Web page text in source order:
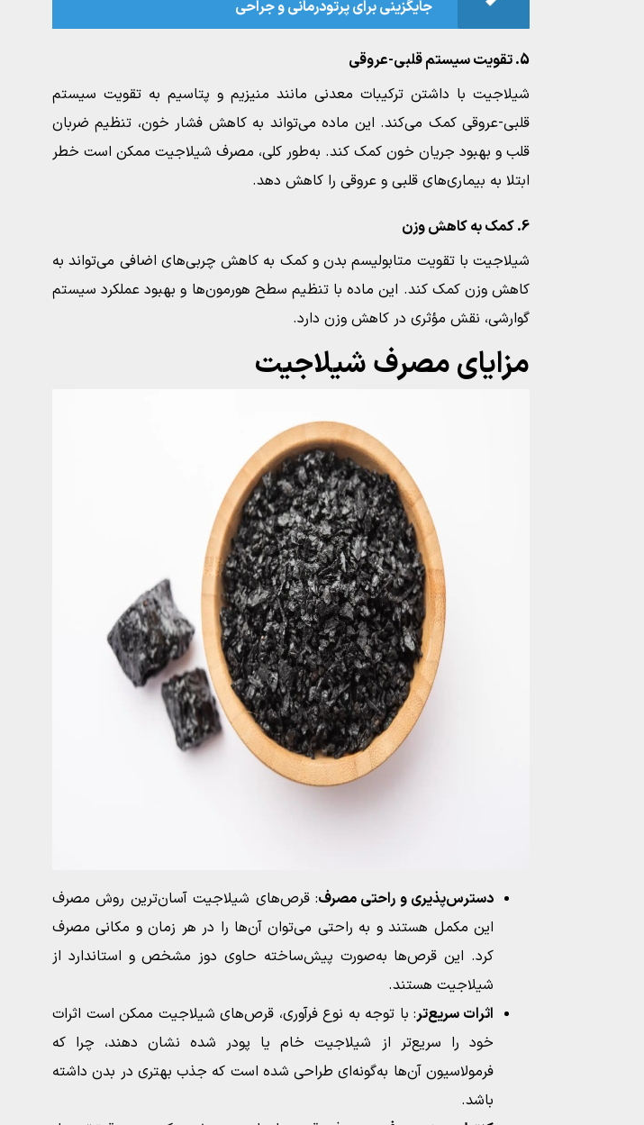
جایگزینی برای پرتودرمانی و جراحی
5. تقویت سیستم قلبی-عروقی
شیلاجیت با داشتن ترکیبات معدنی مانند منیزیم و پتاسیم به تقویت سیستم
قلبی-عروقی کمک می‌کند. این ماده می‌تواند به کاهش فشار خون، تنظیم ضربان
قلب و بهبود جریان خون کمک کند. به‌طور کلی، مصرف شیلاجیت ممکن است خطر
ابتلا به بیماری‌های قلبی و عروقی را کاهش دهد.
6. کمک به کاهش وزن
شیلاجیت با تقویت متابولیسم بدن و کمک به کاهش چربی‌های اضافی می‌تواند به
کاهش وزن کمک کند. این ماده با تنظیم سطح هورمون‌ها و بهبود عملکرد سیستم
گوارشی، نقش مؤثری در کاهش وزن دارد.
مزایای مصرف شیلاجیت
دسترس‌پذیری و راحتی مصرف: قرص‌های شیلاجیت آسان‌ترین روش مصرف
این مکمل هستند و به راحتی می‌توان آن‌ها را در هر زمان و مکانی مصرف
کرد. این قرص‌ها به‌صورت پیش‌ساخته حاوی دوز مشخص و استاندارد از
شیلاجیت هستند.
اثرات سریع‌تر: با توجه به نوع فرآوری، قرص‌های شیلاجیت ممکن است اثرات
خود را سریع‌تر از شیلاجیت خام یا پودر شده نشان دهند، چرا که
فرمولاسیون آن‌ها به‌گونه‌ای طراحی شده است که جذب بهتری در بدن داشته
باشد.